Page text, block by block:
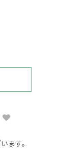
ます。